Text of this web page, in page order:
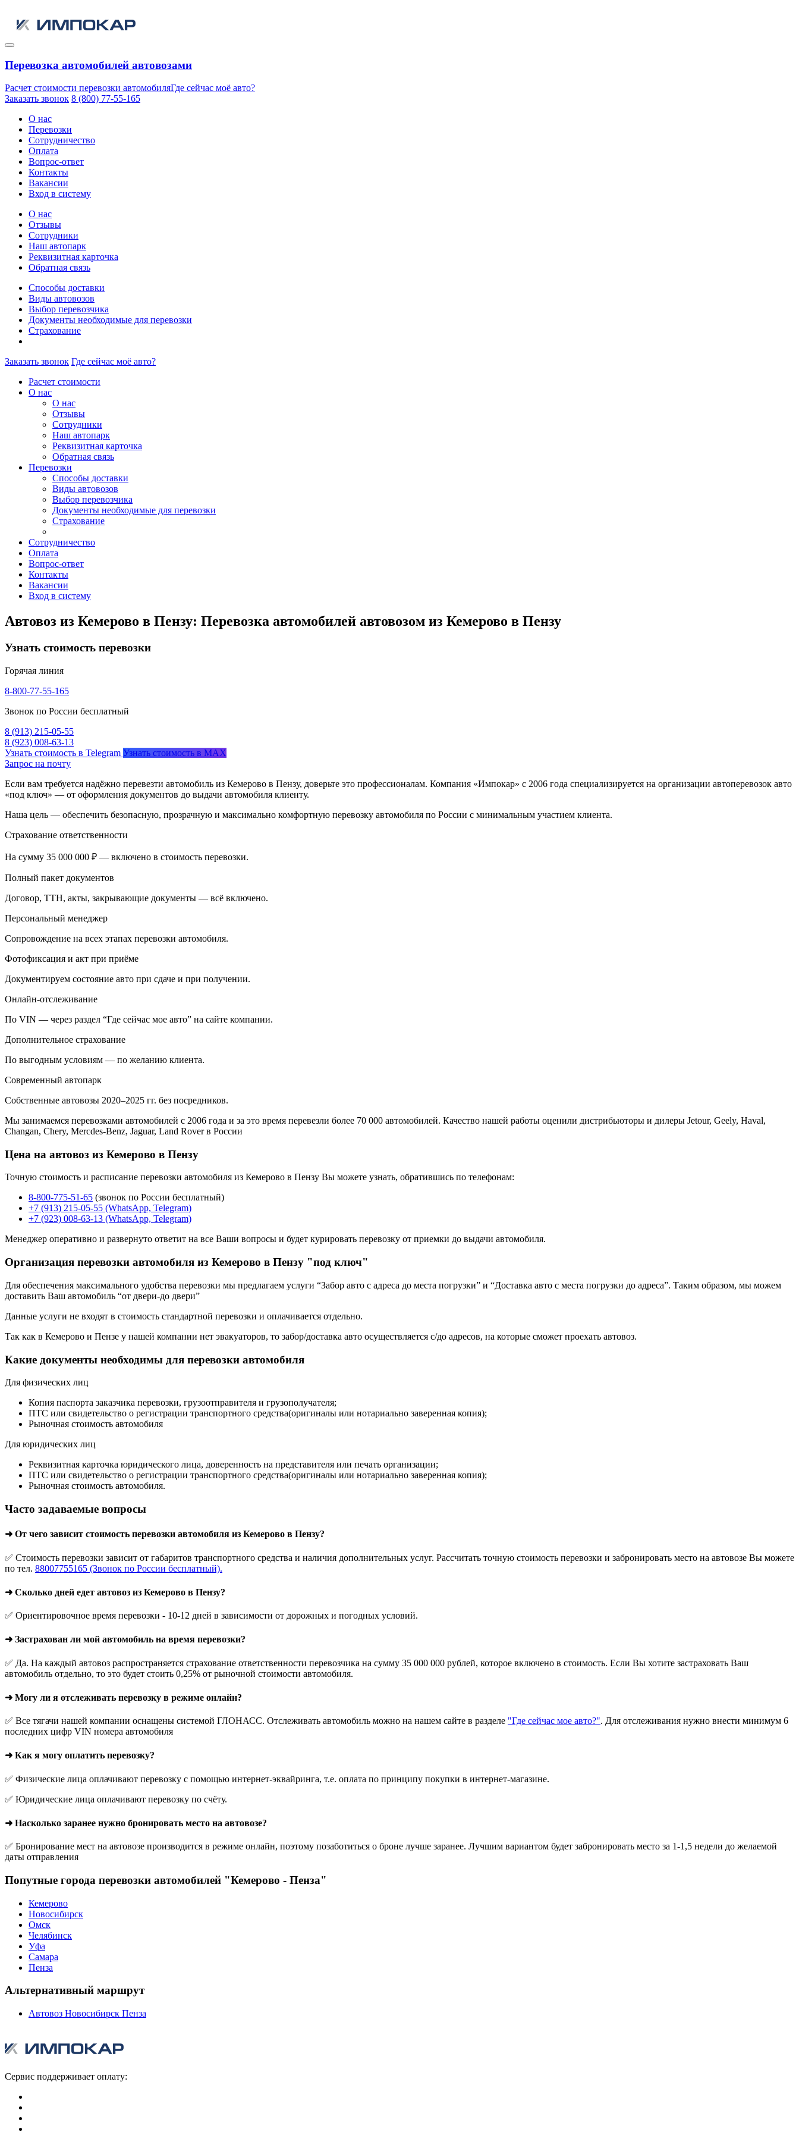
Перевозка автомобилей автовозами
Расчет стоимости перевозки автомобиляГде сейчас моё авто?
Заказать звонок 8 (800) 77-55-165
О нас
Перевозки
Сотрудничество
Оплата
Вопрос-ответ
Контакты
Вакансии
Вход в систему
О нас
Отзывы
Сотрудники
Наш автопарк
Реквизитная карточка
Обратная связь
Способы доставки
Виды автовозов
Выбор перевозчика
Документы необходимые для перевозки
Страхование
Заказать звонок Где сейчас моё авто?
Расчет стоимости
О нас
О нас
Отзывы
Сотрудники
Наш автопарк
Реквизитная карточка
Обратная связь
Перевозки
Способы доставки
Виды автовозов
Выбор перевозчика
Документы необходимые для перевозки
Страхование
Сотрудничество
Оплата
Вопрос-ответ
Контакты
Вакансии
Вход в систему
Автовоз из Кемерово в Пензу: Перевозка автомобилей автовозом из Кемерово в Пензу
Узнать стоимость перевозки
Горячая линия
8-800-77-55-165
Звонок по России бесплатный
8 (913) 215-05-55
8 (923) 008-63-13
Узнать стоимость в Telegram Узнать стоимость в MAX
Запрос на почту
Если вам требуется надёжно перевезти автомобиль из Кемерово в Пензу, доверьте это профессионалам. Компания «Импокар» с 2006 года специализируется на организации автоперевозок авто
«под ключ» — от оформления документов до выдачи автомобиля клиенту.
Наша цель — обеспечить безопасную, прозрачную и максимально комфортную перевозку автомобиля по России с минимальным участием клиента.
Страхование ответственности
На сумму 35 000 000 ₽ — включено в стоимость перевозки.
Полный пакет документов
Договор, ТТН, акты, закрывающие документы — всё включено.
Персональный менеджер
Сопровождение на всех этапах перевозки автомобиля.
Фотофиксация и акт при приёме
Документируем состояние авто при сдаче и при получении.
Онлайн-отслеживание
По VIN — через раздел “Где сейчас мое авто” на сайте компании.
Дополнительное страхование
По выгодным условиям — по желанию клиента.
Современный автопарк
Собственные автовозы 2020–2025 гг. без посредников.
Мы занимаемся перевозками автомобилей с 2006 года и за это время перевезли более 70 000 автомобилей. Качество нашей работы оценили дистрибьюторы и дилеры Jetour, Geely, Haval,
Changan, Chery, Mercdes-Benz, Jaguar, Land Rover в России
Цена на автовоз из Кемерово в Пензу
Точную стоимость и расписание перевозки автомобиля из Кемерово в Пензу Вы можете узнать, обратившись по телефонам:
8-800-775-51-65 (звонок по России бесплатный)
+7 (913) 215-05-55 (WhatsApp, Telegram)
+7 (923) 008-63-13 (WhatsApp, Telegram)
Менеджер оперативно и развернуто ответит на все Ваши вопросы и будет курировать перевозку от приемки до выдачи автомобиля.
Организация перевозки автомобиля из Кемерово в Пензу "под ключ"
Для обеспечения максимального удобства перевозки мы предлагаем услуги “Забор авто с адреса до места погрузки” и “Доставка авто с места погрузки до адреса”. Таким образом, мы можем
доставить Ваш автомобиль “от двери-до двери”
Данные услуги не входят в стоимость стандартной перевозки и оплачивается отдельно.
Так как в Кемерово и Пензе у нашей компании нет эвакуаторов, то забор/доставка авто осуществляется с/до адресов, на которые сможет проехать автовоз.
Какие документы необходимы для перевозки автомобиля
Для физических лиц
Копия паспорта заказчика перевозки, грузоотправителя и грузополучателя;
ПТС или свидетельство о регистрации транспортного средства(оригиналы или нотариально заверенная копия);
Рыночная стоимость автомобиля
Для юридических лиц
Реквизитная карточка юридического лица, доверенность на представителя или печать организации;
ПТС или свидетельство о регистрации транспортного средства(оригиналы или нотариально заверенная копия);
Рыночная стоимость автомобиля.
Часто задаваемые вопросы
➜ От чего зависит стоимость перевозки автомобиля из Кемерово в Пензу?
✅ Стоимость перевозки зависит от габаритов транспортного средства и наличия дополнительных услуг. Рассчитать точную стоимость перевозки и забронировать место на автовозе Вы можете
по тел. 88007755165 (Звонок по России бесплатный).
➜ Сколько дней едет автовоз из Кемерово в Пензу?
✅ Ориентировочное время перевозки - 10-12 дней в зависимости от дорожных и погодных условий.
➜ Застрахован ли мой автомобиль на время перевозки?
✅ Да. На каждый автовоз распространяется страхование ответственности перевозчика на сумму 35 000 000 рублей, которое включено в стоимость. Если Вы хотите застраховать Ваш
автомобиль отдельно, то это будет стоить 0,25% от рыночной стоимости автомобиля.
➜ Могу ли я отслеживать перевозку в режиме онлайн?
✅ Все тягачи нашей компании оснащены системой ГЛОНАСС. Отслеживать автомобиль можно на нашем сайте в разделе "Где сейчас мое авто?". Для отслеживания нужно внести минимум 6
последних цифр VIN номера автомобиля
➜ Как я могу оплатить перевозку?
✅ Физические лица оплачивают перевозку с помощью интернет-эквайринга, т.е. оплата по принципу покупки в интернет-магазине.
✅ Юридические лица оплачивают перевозку по счёту.
➜ Насколько заранее нужно бронировать место на автовозе?
✅ Бронирование мест на автовозе производится в режиме онлайн, поэтому позаботиться о броне лучше заранее. Лучшим вариантом будет забронировать место за 1-1,5 недели до желаемой
даты отправления
Попутные города перевозки автомобилей "Кемерово - Пенза"
Кемерово
Новосибирск
Омск
Челябинск
Уфа
Самара
Пенза
Альтернативный маршрут
Автовоз Новосибирск Пенза
Сервис поддерживает оплату: